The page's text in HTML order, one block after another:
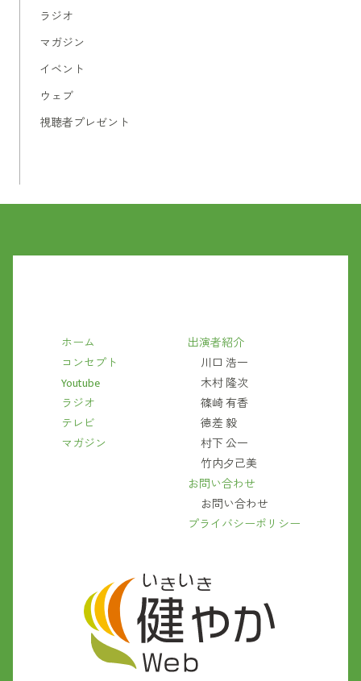
ラジオ
マガジン
イベント
ウェブ
視聴者プレゼント
ホーム
コンセプト
Youtube
ラジオ
テレビ
マガジン
出演者紹介
川口 浩一
木村 隆次
篠崎 有香
徳差 毅
村下 公一
竹内夕己美
お問い合わせ
お問い合わせ
プライバシーポリシー